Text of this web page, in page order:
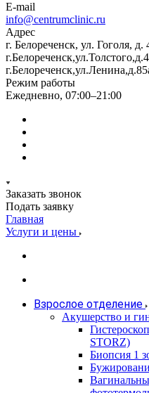
E-mail
info@centrumclinic.ru
Адрес
г. Белореченск, ул. Гоголя, д.
Режим работы
Ежедневно, 07:00–21:00
Заказать звонок
Подать заявку
Главная
Услуги и цены
Взрослое отделение
Акушерство и
STORZ)
Биопсия 1